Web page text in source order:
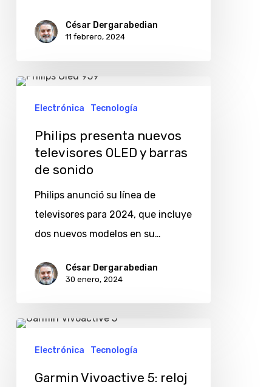
Argentina
César Dergarabedian
11 febrero, 2024
Philips
presenta
televisores
barras
sonido
Electrónica Tecnología
Philips presenta nuevos
televisores OLED y barras
de sonido
Philips anunció su línea de
televisores para 2024, que incluye
dos nuevos modelos en su…
César Dergarabedian
30 enero, 2024
Garmin
Vivoactive
Electrónica Tecnología
Garmin Vivoactive 5: reloj